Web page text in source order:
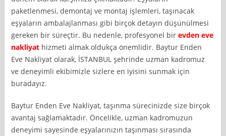
paketlenmesi, demontaj ve montaj işlemleri, taşınacak
eşyaların ambalajlanması gibi birçok detayın düşünülmesi
gereken bir süreçtir. Bu nedenle, profesyonel birevden eve
nakliyat hizmeti almak oldukça önemlidir. Baytur Enden
Eve Nakliyat olarak, İSTANBUL şehrinde uzman kadromuz
ve deneyimli ekibimizle sizlere en iyisini sunmak için
buradayız.
Baytur Enden Eve Nakliyat, taşınma sürecinizde size birçok
avantaj sağlamaktadır. Öncelikle, uzman kadromuzun
deneyimi sayesinde eşyalarınızın taşınması sırasında